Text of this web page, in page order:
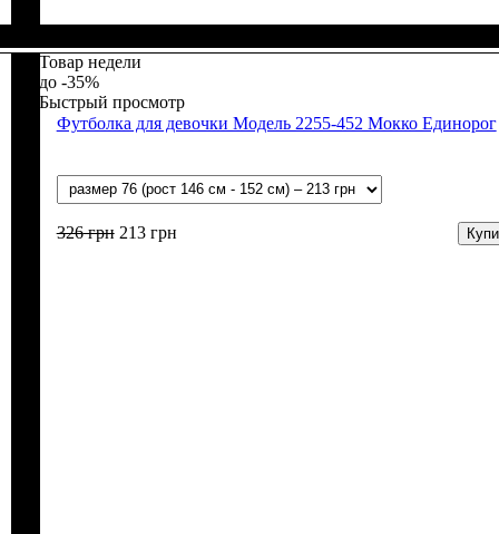
Товар недели
-35%
Быстрый просмотр
Футболка для девочки Модель 2255-452 Мокко Единорог
326грн 213грн